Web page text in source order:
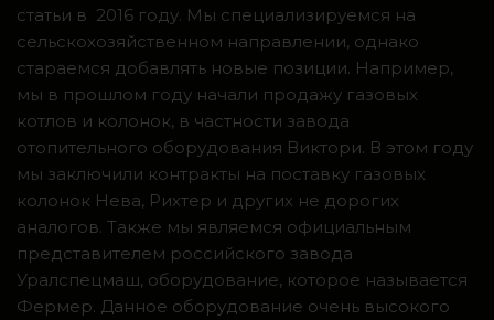
статьи в 2016 году. Мы специализируемся на
сельскохозяйственном направлении, однако
стараемся добавлять новые позиции. Например,
мы в прошлом году начали продажу газовых
котлов и колонок, в частности завода
отопительного оборудования Виктори. В этом году
мы заключили контракты на поставку газовых
колонок Нева, Рихтер и других не дорогих
аналогов. Также мы являемся официальным
представителем российского завода
Уралспецмаш, оборудование, которое называется
Фермер. Данное оборудование очень высокого